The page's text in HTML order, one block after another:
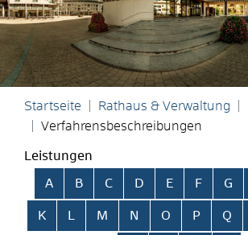
Startseite Rathaus & Verwaltung
Verfahrensbeschreibungen
Leistungen
Alphabetisches Register überspringen
A B C D E F G
K L M N O P Q